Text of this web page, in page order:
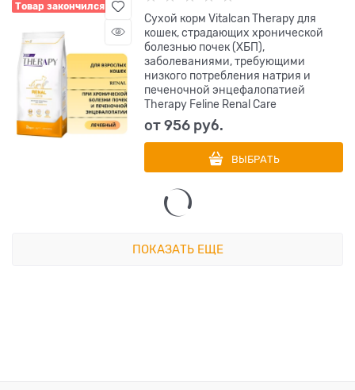
Товар закончился
Сухой корм Vitalcan Therapy для
кошек, страдающих хронической
болезнью почек (ХБП),
заболеваниями, требующими
низкого потребления натрия и
печеночной энцефалопатией
Therapy Feline Renal Care
от956 руб.
ВЫБРАТЬ
ПОКАЗАТЬ ЕЩЕ